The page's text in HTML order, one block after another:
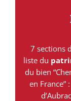
7 sections
liste du
du bien
en France”